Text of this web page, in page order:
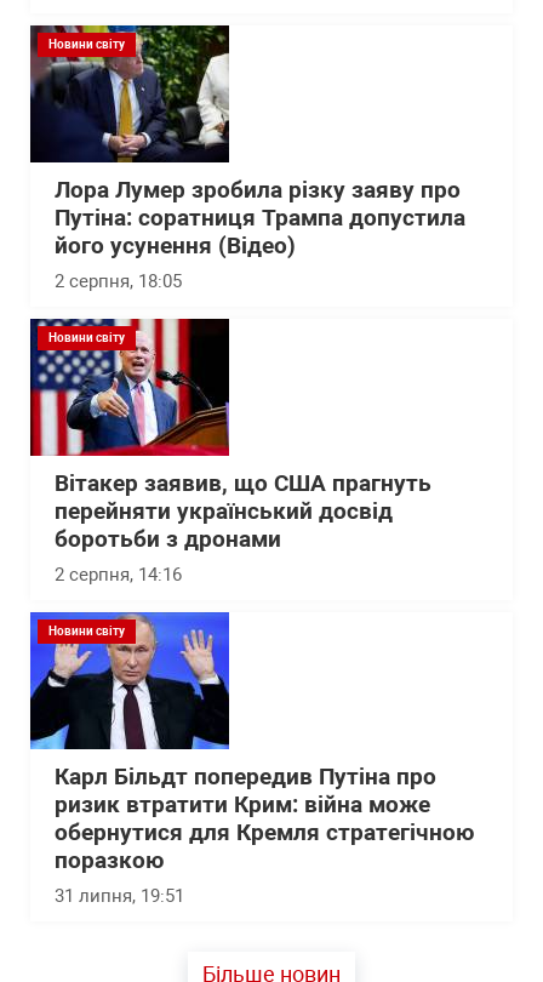
Новини світу
Лора Лумер зробила різку заяву про
Путіна: соратниця Трампа допустила
його усунення (Відео)
2 серпня, 18:05
Новини світу
Вітакер заявив, що США прагнуть
перейняти український досвід
боротьби з дронами
2 серпня, 14:16
Новини світу
Карл Більдт попередив Путіна про
ризик втратити Крим: війна може
обернутися для Кремля стратегічною
поразкою
31 липня, 19:51
Більше новин